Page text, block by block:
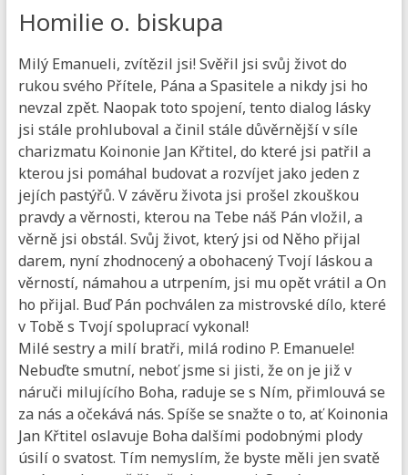
Homilie o. biskupa
Milý Emanueli, zvítězil jsi! Svěřil jsi svůj život do
rukou svého Přítele, Pána a Spasitele a nikdy jsi ho
nevzal zpět. Naopak toto spojení, tento dialog lásky
jsi stále prohluboval a činil stále důvěrnější v síle
charizmatu Koinonie Jan Křtitel, do které jsi patřil a
kterou jsi pomáhal budovat a rozvíjet jako jeden z
jejích pastýřů. V závěru života jsi prošel zkouškou
pravdy a věrnosti, kterou na Tebe náš Pán vložil, a
věrně jsi obstál. Svůj život, který jsi od Něho přijal
darem, nyní zhodnocený a obohacený Tvojí láskou a
věrností, námahou a utrpením, jsi mu opět vrátil a On
ho přijal. Buď Pán pochválen za mistrovské dílo, které
v Tobě s Tvojí spoluprací vykonal!
Milé sestry a milí bratři, milá rodino P. Emanuele!
Nebuďte smutní, neboť jsme si jisti, že on je již v
náruči milujícího Boha, raduje se s Ním, přimlouvá se
za nás a očekává nás. Spíše se snažte o to, ať Koinonia
Jan Křtitel oslavuje Boha dalšími podobnými plody
úsilí o svatost. Tím nemyslím, že byste měli jen svatě